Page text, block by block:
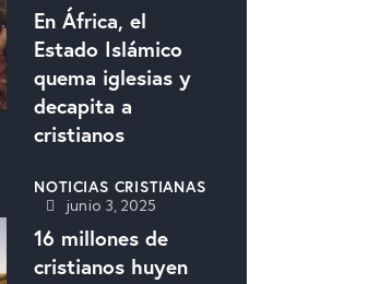
En África, el
Estado Islámico
quema iglesias y
decapita a
cristianos
NOTICIAS CRISTIANAS
junio 3, 2025
16 millones de
cristianos huyen